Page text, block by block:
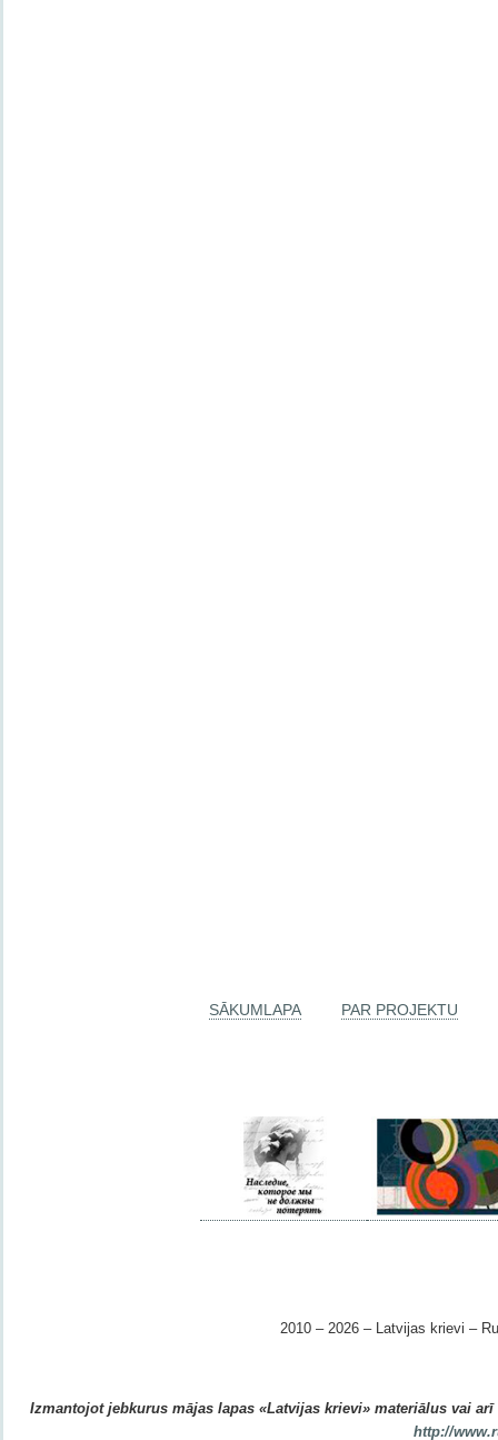
SĀKUMLAPA PAR PROJEKTU
2010 – 2026 – Latvijas krievi –
Izmantojot jebkurus mājas lapas «Latvijas krievi» materiālus vai
http://